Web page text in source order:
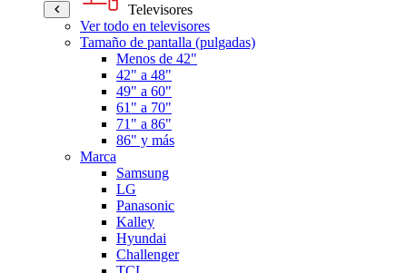
Televisores
Ver todo en televisores
Tamaño de pantalla (pulgadas)
Menos de 42"
42" a 48"
49" a 60"
61" a 70"
71" a 86"
86" y más
Marca
Samsung
LG
Panasonic
Kalley
Hyundai
Challenger